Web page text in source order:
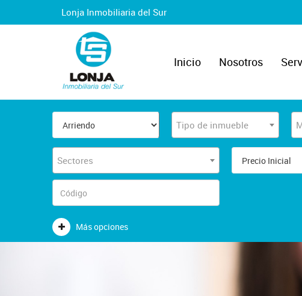
Lonja Inmobiliaria del Sur
Inicio Nosotros
Tipo de inmueble
Sectores
Más opciones